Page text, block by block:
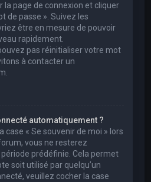
la page de connexion et cliquer
de passe ». Suivez les
être en mesure de pouvoir
rapidement.
pas réinitialiser votre mot
à contacter un
automatiquement ?
case « Se souvenir de moi » lors
vous ne resterez
prédéfinie. Cela permet
soit utilisé par quelqu’un
veuillez cocher la case